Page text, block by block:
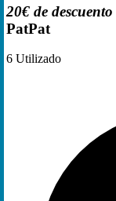
20€ de descuento
PatPat
6 Utilizado